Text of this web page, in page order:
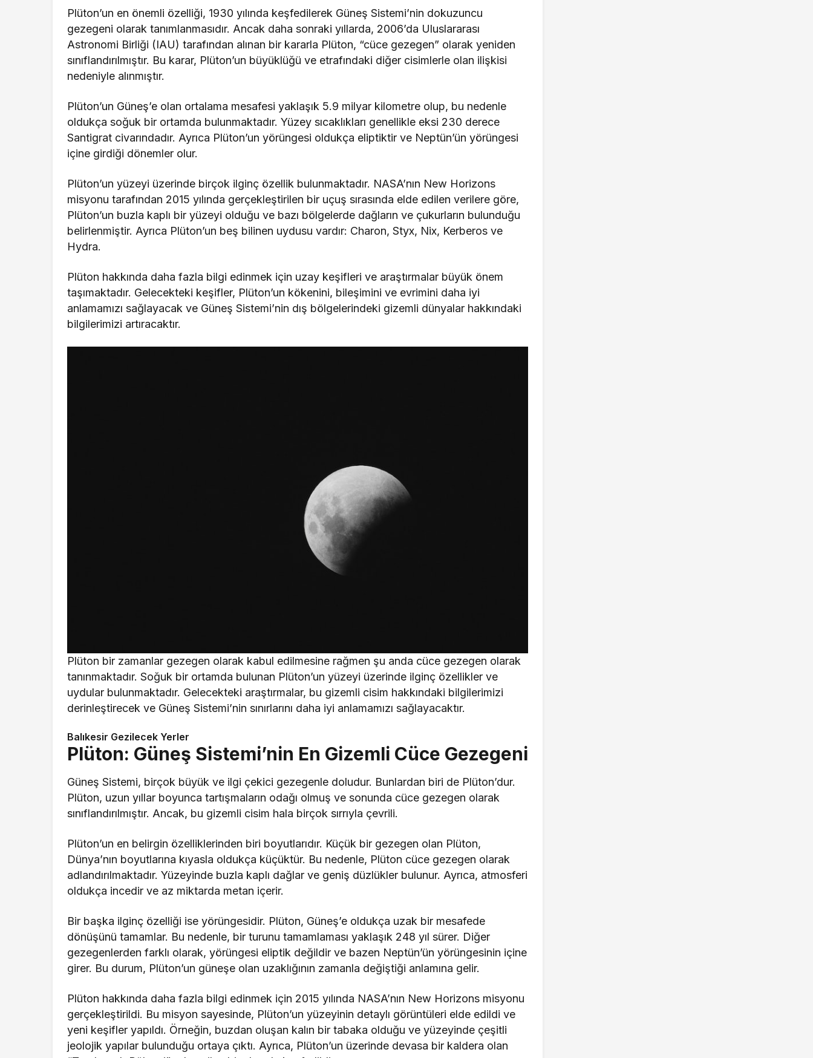
Plüton’un en önemli özelliği, 1930 yılında keşfedilerek Güneş Sistemi’nin dokuzuncu
gezegeni olarak tanımlanmasıdır. Ancak daha sonraki yıllarda, 2006’da Uluslararası
Astronomi Birliği (IAU) tarafından alınan bir kararla Plüton, “cüce gezegen” olarak yeniden
sınıflandırılmıştır. Bu karar, Plüton’un büyüklüğü ve etrafındaki diğer cisimlerle olan ilişkisi
nedeniyle alınmıştır.
Plüton’un Güneş’e olan ortalama mesafesi yaklaşık 5.9 milyar kilometre olup, bu nedenle
oldukça soğuk bir ortamda bulunmaktadır. Yüzey sıcaklıkları genellikle eksi 230 derece
Santigrat civarındadır. Ayrıca Plüton’un yörüngesi oldukça eliptiktir ve Neptün’ün yörüngesi
içine girdiği dönemler olur.
Plüton’un yüzeyi üzerinde birçok ilginç özellik bulunmaktadır. NASA’nın New Horizons
misyonu tarafından 2015 yılında gerçekleştirilen bir uçuş sırasında elde edilen verilere göre,
Plüton’un buzla kaplı bir yüzeyi olduğu ve bazı bölgelerde dağların ve çukurların bulunduğu
belirlenmiştir. Ayrıca Plüton’un beş bilinen uydusu vardır: Charon, Styx, Nix, Kerberos ve
Hydra.
Plüton hakkında daha fazla bilgi edinmek için uzay keşifleri ve araştırmalar büyük önem
taşımaktadır. Gelecekteki keşifler, Plüton’un kökenini, bileşimini ve evrimini daha iyi
anlamamızı sağlayacak ve Güneş Sistemi’nin dış bölgelerindeki gizemli dünyalar hakkındaki
bilgilerimizi artıracaktır.
Plüton bir zamanlar gezegen olarak kabul edilmesine rağmen şu anda cüce gezegen olarak
tanınmaktadır. Soğuk bir ortamda bulunan Plüton’un yüzeyi üzerinde ilginç özellikler ve
uydular bulunmaktadır. Gelecekteki araştırmalar, bu gizemli cisim hakkındaki bilgilerimizi
derinleştirecek ve Güneş Sistemi’nin sınırlarını daha iyi anlamamızı sağlayacaktır.
Balıkesir Gezilecek Yerler
Plüton: Güneş Sistemi’nin En Gizemli Cüce Gezegeni
Güneş Sistemi, birçok büyük ve ilgi çekici gezegenle doludur. Bunlardan biri de Plüton’dur.
Plüton, uzun yıllar boyunca tartışmaların odağı olmuş ve sonunda cüce gezegen olarak
sınıflandırılmıştır. Ancak, bu gizemli cisim hala birçok sırrıyla çevrili.
Plüton’un en belirgin özelliklerinden biri boyutlarıdır. Küçük bir gezegen olan Plüton,
Dünya’nın boyutlarına kıyasla oldukça küçüktür. Bu nedenle, Plüton cüce gezegen olarak
adlandırılmaktadır. Yüzeyinde buzla kaplı dağlar ve geniş düzlükler bulunur. Ayrıca, atmosferi
oldukça incedir ve az miktarda metan içerir.
Bir başka ilginç özelliği ise yörüngesidir. Plüton, Güneş’e oldukça uzak bir mesafede
dönüşünü tamamlar. Bu nedenle, bir turunu tamamlaması yaklaşık 248 yıl sürer. Diğer
gezegenlerden farklı olarak, yörüngesi eliptik değildir ve bazen Neptün’ün yörüngesinin içine
girer. Bu durum, Plüton’un güneşe olan uzaklığının zamanla değiştiği anlamına gelir.
Plüton hakkında daha fazla bilgi edinmek için 2015 yılında NASA’nın New Horizons misyonu
gerçekleştirildi. Bu misyon sayesinde, Plüton’un yüzeyinin detaylı görüntüleri elde edildi ve
yeni keşifler yapıldı. Örneğin, buzdan oluşan kalın bir tabaka olduğu ve yüzeyinde çeşitli
jeolojik yapılar bulunduğu ortaya çıktı. Ayrıca, Plüton’un üzerinde devasa bir kaldera olan